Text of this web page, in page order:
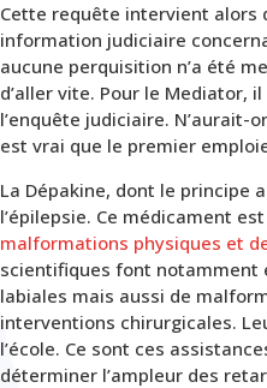
Cette requête intervient alors
information judiciaire
aucune perquisition n’a été
d’aller vite. Pour le Mediator,
l’enquête judiciaire. N’aurait-
est vrai que le premier
La Dépakine, dont le
l’épilepsie. Ce médicament
malformations physiques et
scientifiques font notamment
labiales mais aussi de
interventions chirurgicales.
l’école. Ce sont ces
déterminer l’ampleur des